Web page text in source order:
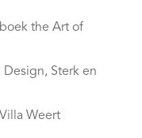
the Art of
Sterk en
Weert